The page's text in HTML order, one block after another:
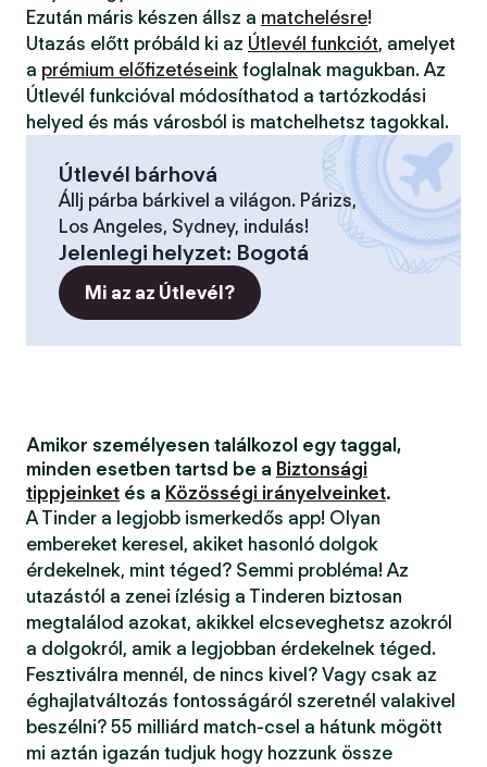
Ezután máris készen állsz a matchelésre!
Utazás előtt próbáld ki az Útlevél funkciót, amelyet
a prémium előfizetéseink foglalnak magukban. Az
Útlevél funkcióval módosíthatod a tartózkodási
helyed és más városból is matchelhetsz tagokkal.
Útlevél bárhová
Állj párba bárkivel a világon. Párizs,
Los Angeles, Sydney, indulás!
Jelenlegi helyzet: Bogotá
Mi az az Útlevél?
Amikor személyesen találkozol egy taggal,
minden esetben tartsd be a Biztonsági
tippjeinket és a Közösségi irányelveinket.
A Tinder a legjobb ismerkedős app! Olyan
embereket keresel, akiket hasonló dolgok
érdekelnek, mint téged? Semmi probléma! Az
utazástól a zenei ízlésig a Tinderen biztosan
megtalálod azokat, akikkel elcseveghetsz azokról
a dolgokról, amik a legjobban érdekelnek téged.
Fesztiválra mennél, de nincs kivel? Vagy csak az
éghajlatváltozás fontosságáról szeretnél valakivel
beszélni? 55 milliárd match-csel a hátunk mögött
mi aztán igazán tudjuk hogy hozzunk össze